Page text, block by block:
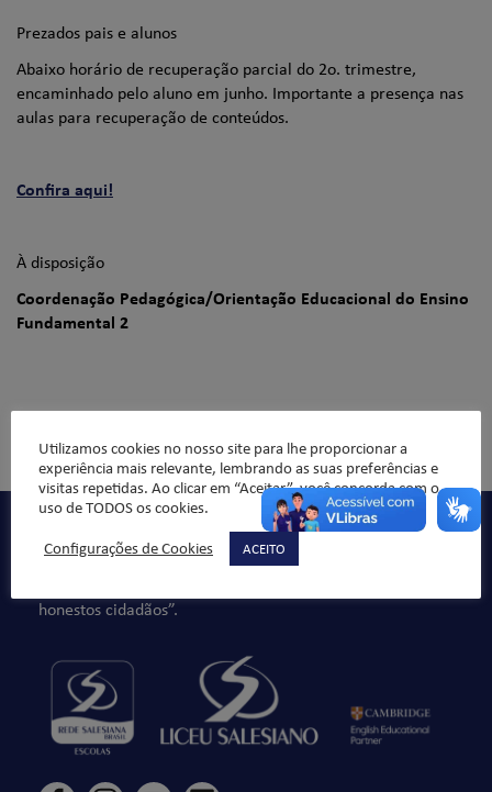
Prezados pais e alunos
Abaixo horário de recuperação parcial do 2o. trimestre,
encaminhado pelo aluno em junho. Importante a presença nas
aulas para recuperação de conteúdos.
Confira aqui!
À disposição
Coordenação Pedagógica/Orientação Educacional do Ensino
Fundamental 2
Qualidade de ensino, organização pedagógica e formação
integral da criança/jovem, sempre norteado pelos valores
honestos cidadãos”.
Utilizamos cookies no nosso site para lhe proporcionar a
experiência mais relevante, lembrando as suas preferências e
visitas repetidas. Ao clicar em “Aceitar”, você concorda com o
uso de TODOS os cookies.
Configurações de Cookies
ACEITO